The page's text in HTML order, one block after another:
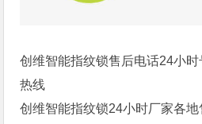
创维智能指纹锁售后电话24小
热线
创维智能指纹锁24小时厂家各